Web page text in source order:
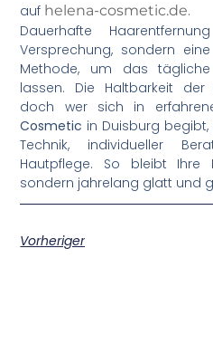
auf helena-cosmetic.de.
Dauerhafte
Versprechung, sondern
Methode, um das
lassen. Die Haltbarkeit der
doch wer sich in
Cosmetic in Duisburg
Technik, individueller
Hautpflege. So bleibt
sondern jahrelang glatt und
Vorheriger